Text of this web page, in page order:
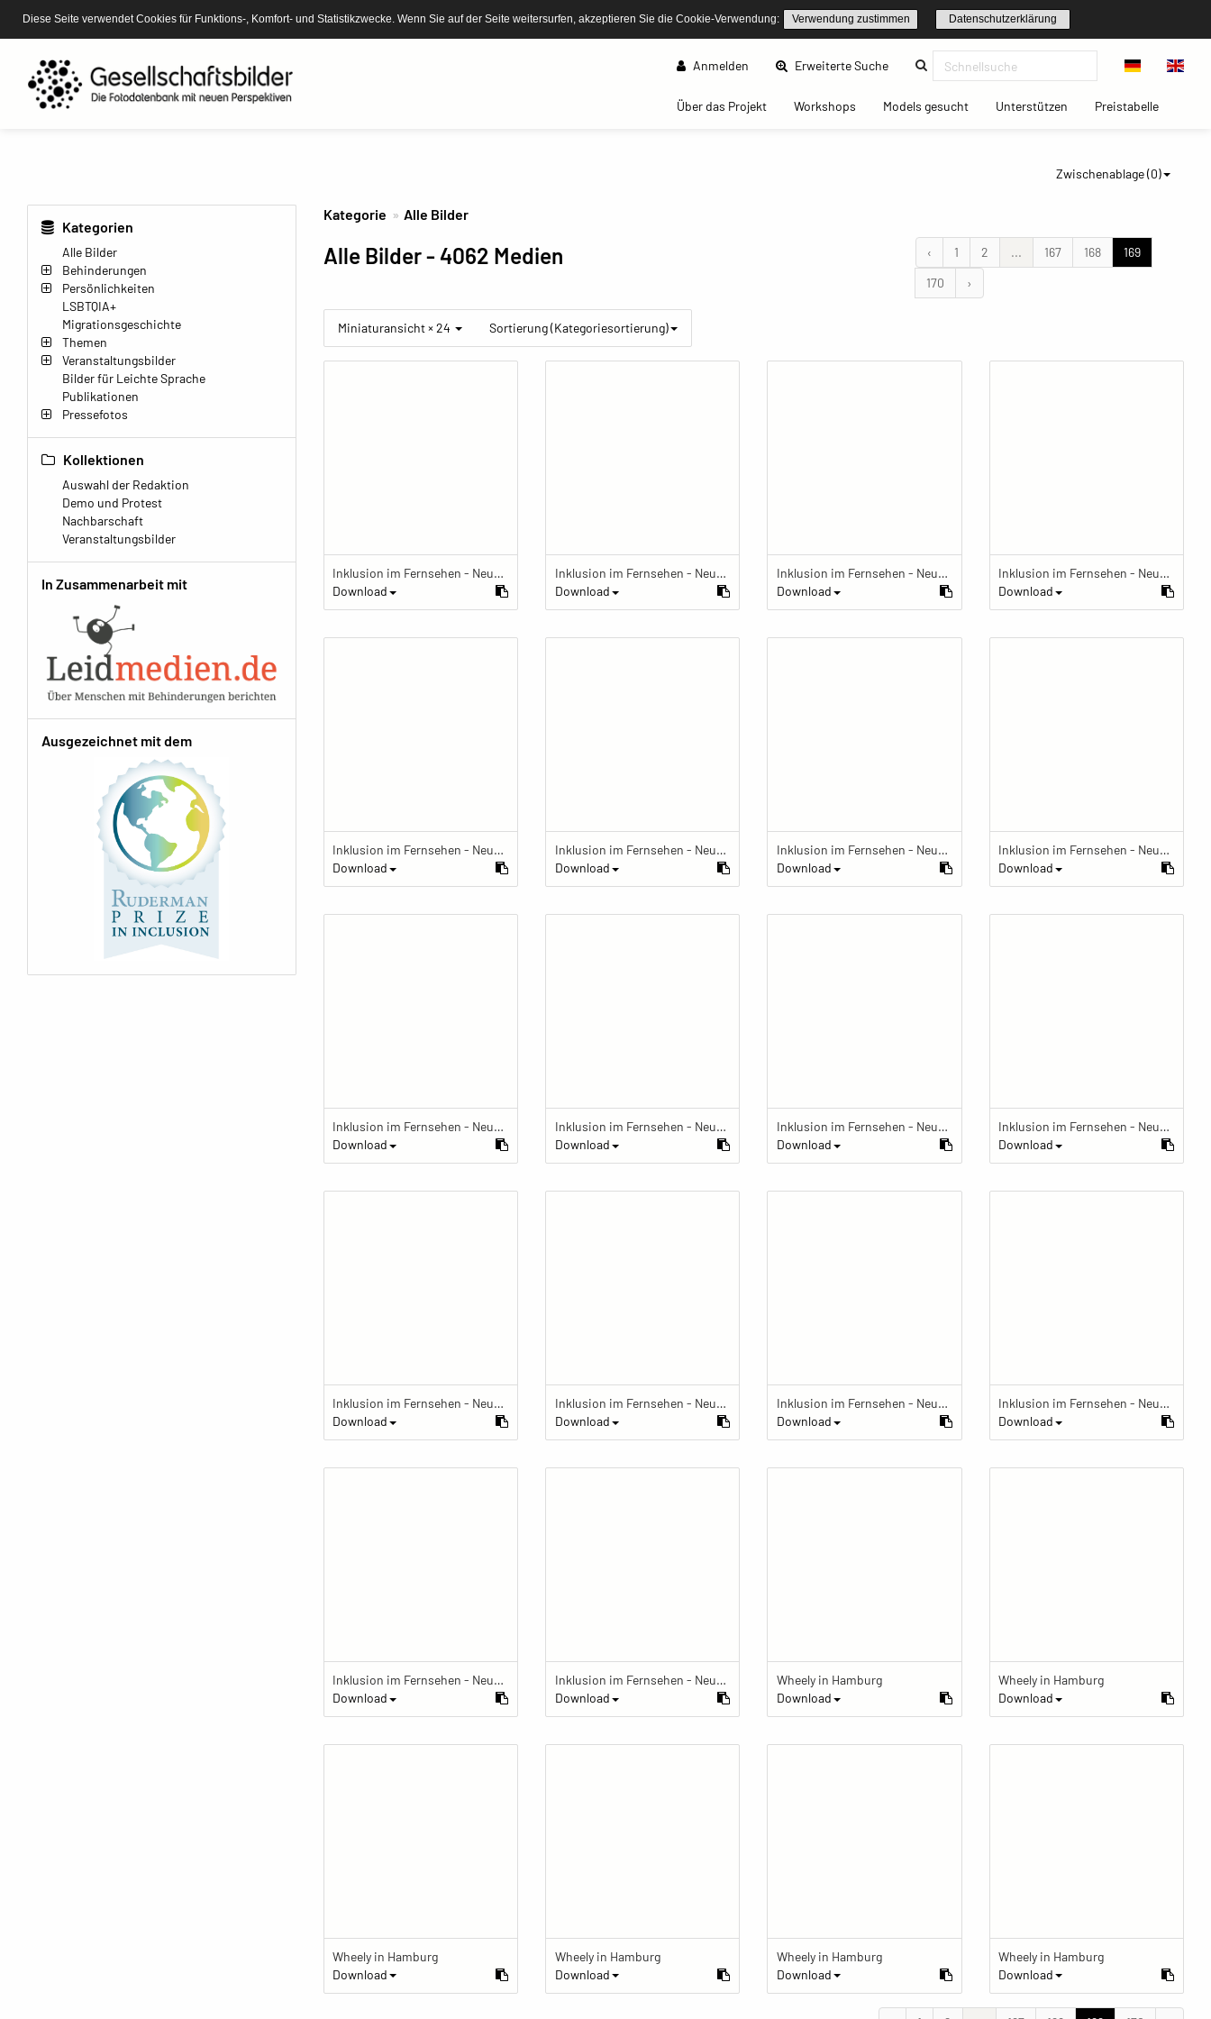
Diese Seite verwendet Cookies für Funktions-, Komfort- und Statistikzwecke. Wenn Sie auf der Seite weitersurfen, akzeptieren Sie die Cookie-Verwendung: Verwendung zustimmen Datenschutzerklärung
Anmelden Erweiterte Suche(current)
Über das Projekt(current)Workshops(current)Models gesucht(current)Unterstützen(current)Preistabelle(current)
Zwischenablage (0)
Kategorien
Alle Bilder
Behinderungen
Persönlichkeiten
LSBTQIA+
Migrationsgeschichte
Themen
Veranstaltungsbilder
Bilder für Leichte Sprache
Publikationen
Pressefotos
Kollektionen
Auswahl der Redaktion
Demo und Protest
Nachbarschaft
Veranstaltungsbilder
In Zusammenarbeit mit
Ausgezeichnet mit dem
Kategorie Alle Bilder
Alle Bilder- 4062 Medien ‹ 1 2 ... 167 168
169
170
›
Miniaturansicht × 24 Sortierung (Kategoriesortierung)
Inklusion im Fernsehen - Neue Perspektiven auf Behinderung
Download
Inklusion im Fernsehen - Neue Perspektiven auf Behinderung
Download
Inklusion im Fernsehen - Neue Perspektiven auf Behinderung
Download
Inklusion im Fernsehen - Neue Perspektiven auf Behinderung
Download
Inklusion im Fernsehen - Neue Perspektiven auf Behinderung
Download
Inklusion im Fernsehen - Neue Perspektiven auf Behinderung
Download
Inklusion im Fernsehen - Neue Perspektiven auf Behinderung
Download
Inklusion im Fernsehen - Neue Perspektiven auf Behinderung
Download
Inklusion im Fernsehen - Neue Perspektiven auf Behinderung
Download
Inklusion im Fernsehen - Neue Perspektiven auf Behinderung
Download
Inklusion im Fernsehen - Neue Perspektiven auf Behinderung
Download
Inklusion im Fernsehen - Neue Perspektiven auf Behinderung
Download
Inklusion im Fernsehen - Neue Perspektiven auf Behinderung
Download
Inklusion im Fernsehen - Neue Perspektiven auf Behinderung
Download
Inklusion im Fernsehen - Neue Perspektiven auf Behinderung
Download
Inklusion im Fernsehen - Neue Perspektiven auf Behinderung
Download
Inklusion im Fernsehen - Neue Perspektiven auf Behinderung
Download
Inklusion im Fernsehen - Neue Perspektiven auf Behinderung
Download
Wheely in Hamburg
Download
Wheely in Hamburg
Download
Wheely in Hamburg
Download
Wheely in Hamburg
Download
Wheely in Hamburg
Download
Wheely in Hamburg
Download